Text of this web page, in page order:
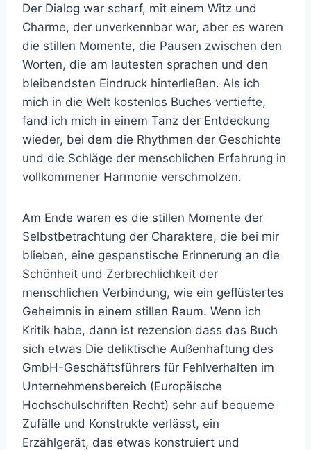
Der Dialog war scharf, mit einem Witz und
Charme, der unverkennbar war, aber es waren
die stillen Momente, die Pausen zwischen den
Worten, die am lautesten sprachen und den
bleibendsten Eindruck hinterließen. Als ich
mich in die Welt kostenlos Buches vertiefte,
fand ich mich in einem Tanz der Entdeckung
wieder, bei dem die Rhythmen der Geschichte
und die Schläge der menschlichen Erfahrung in
vollkommener Harmonie verschmolzen.
Am Ende waren es die stillen Momente der
Selbstbetrachtung der Charaktere, die bei mir
blieben, eine gespenstische Erinnerung an die
Schönheit und Zerbrechlichkeit der
menschlichen Verbindung, wie ein geflüstertes
Geheimnis in einem stillen Raum. Wenn ich
Kritik habe, dann ist rezension dass das Buch
sich etwas Die deliktische Außenhaftung des
GmbH-Geschäftsführers für Fehlverhalten im
Unternehmensbereich (Europäische
Hochschulschriften Recht) sehr auf bequeme
Zufälle und Konstrukte verlässt, ein
Erzählgerät, das etwas konstruiert und